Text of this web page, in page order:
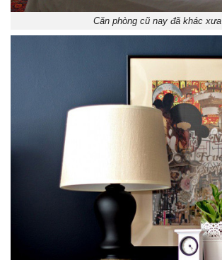
Căn phòng cũ nay đã khác xưa